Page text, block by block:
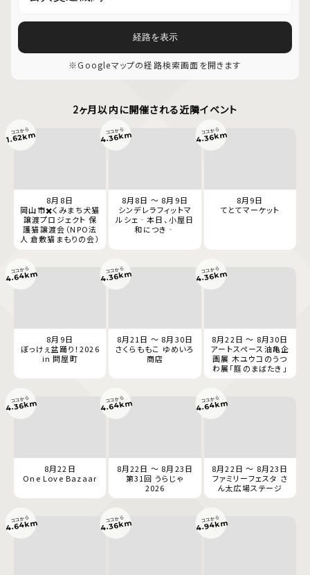
経路を表示
※Googleマップの経路検索画面を開きます
2ヶ月以内に開催される近隣イベント
8月8日
岡山市✖️くみまち犬猫
譲渡プロジェクト 保
護猫譲渡会（NPO法
人 倉敷猫まもりの会）
ココから
1.62km
8月8日 ～ 8月9日
シンデレラフィットマ
ルシェ‐本日、小屋日
和につき‐
ココから
4.36km
8月9日
てとてマーケット
ココから
4.36km
8月9日
ぼっけぇ盆踊り！2026
in 問屋町
ココから
4.64km
8月21日 ～ 8月30日
さくらももこ ゆめいろ
商店
ココから
4.36km
8月22日 ～ 8月30日
アートスペース油亀企
画展 木ユウコのうつ
わ展「庭のまばたき」
ココから
4.36km
8月22日
One Love Bazaar
ココから
4.36km
8月22日 ～ 8月23日
第31回 うらじゃ
2026
ココから
4.64km
8月22日 ～ 8月23日
ファミリーフェスタ さ
ん太広場ステージ
ココから
4.64km
ココから
4.64km ココから
4.36km ココから
4.94km